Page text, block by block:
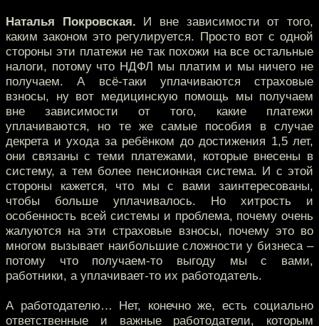
Наталья Покровская. И вне зависимости от того,
каким законом это регулируется. Просто вот с одной
стороны эти платежи не так похожи на все остальные
налоги, потому что НДФЛ мы платим и мы ничего не
получаем. А всё-таки уплачиваются страховые
взносы, ну вот медицинскую помощь мы получаем
вне зависимости от того, какие платежи
уплачиваются, но те же самые пособия в случае
декрета и ухода за ребёнком до достижения 1,5 лет,
они связаны с теми платежами, которые внесены в
систему, а тем более пенсионная система. И с этой
стороны кажется, что мы с вами заинтересованы,
чтобы больше уплачивалось. Но хитрость и
особенность всей системы и проблема, почему очень
жалуются на эти страховые взносы, почему это во
многом вызывает наибольшие сложности у бизнеса –
потому что получаем-то выгоду мы с вами,
работники, а уплачивает-то их работодатель.
А работодателю… Нет, конечно же, есть социально
ответственные и важные работодатели, которым